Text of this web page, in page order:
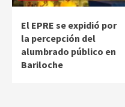
El EPRE se expidió por
la percepción del
alumbrado público en
Bariloche